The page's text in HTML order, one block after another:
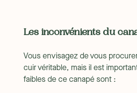
Les inconvénients du
Vous envisagez de vous
cuir véritable, mais il est
faibles de ce canapé sont :